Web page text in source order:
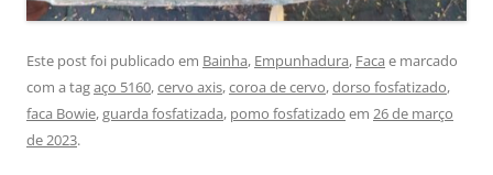
Este post foi publicado em Bainha, Empunhadura, Faca e marcado
com a tagaço 5160,cervo axis,coroa de cervo,dorso fosfatizado,
faca Bowie,guarda fosfatizada, pomo fosfatizado em 26 de março
de 2023.